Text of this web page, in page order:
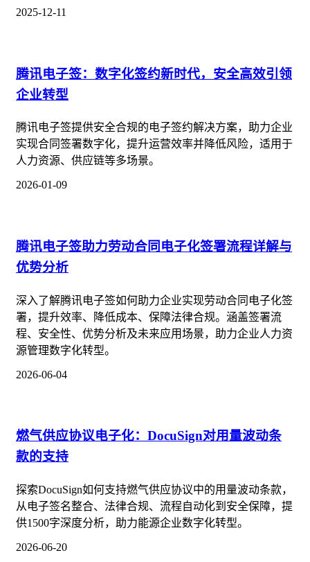
2025-12-11
腾讯电子签：数字化签约新时代，安全高效引领
企业转型
腾讯电子签提供安全合规的电子签约解决方案，助力企业
实现合同签署数字化，提升运营效率并降低风险，适用于
人力资源、供应链等多场景。
2026-01-09
腾讯电子签助力劳动合同电子化签署流程详解与
优势分析
深入了解腾讯电子签如何助力企业实现劳动合同电子化签
署，提升效率、降低成本、保障法律合规。涵盖签署流
程、安全性、优势分析及未来应用场景，助力企业人力资
源管理数字化转型。
2026-06-04
燃气供应协议电子化：DocuSign对用量波动条
款的支持
探索DocuSign如何支持燃气供应协议中的用量波动条款，
从电子签名整合、法律合规、流程自动化到安全保障，提
供1500字深度分析，助力能源企业数字化转型。
2026-06-20